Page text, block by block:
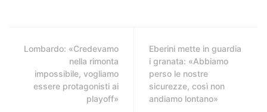
Lombardo: «Credevamo
nella rimonta
impossibile, vogliamo
essere protagonisti ai
playoff»
Eberini mette in guardia
i granata: «Abbiamo
perso le nostre
sicurezze, così non
andiamo lontano»